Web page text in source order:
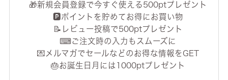
🎁新規会員登録で今すぐ使える500ptプレゼント
🅿️ポイントを貯めてお得にお買い物
📝レビュー投稿で500ptプレゼント
⌨ご注文時の入力もスムーズに
💌メルマガでセールなどのお得な情報をGET
🎂お誕生日月には1000ptプレゼント